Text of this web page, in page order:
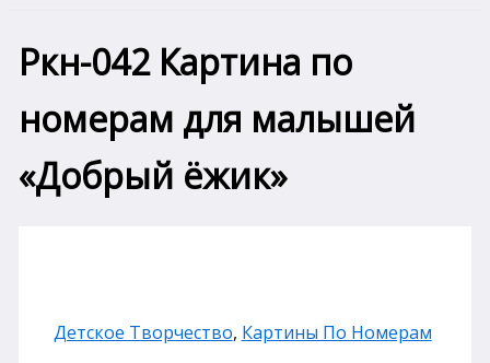
Ркн-042 Картина по
номерам для малышей
«Добрый ёжик»
Детское Творчество, Картины По Номерам